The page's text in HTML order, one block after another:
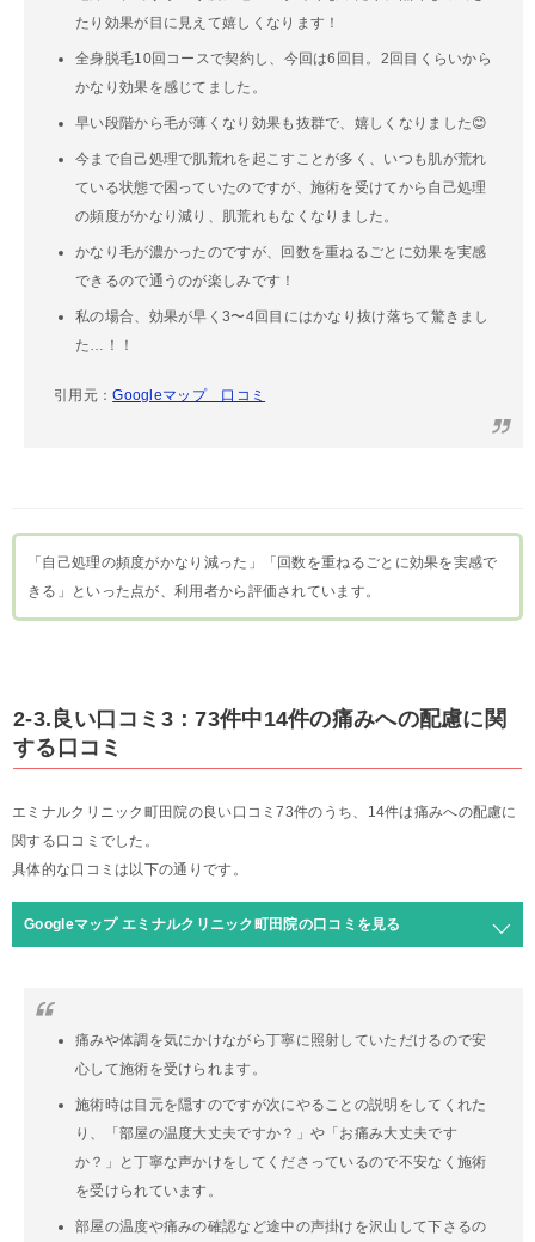
たり効果が目に見えて嬉しくなります！
全身脱毛10回コースで契約し、今回は6回目。2回目くらいから
かなり効果を感じてました。
早い段階から毛が薄くなり効果も抜群で、嬉しくなりました😊
今まで自己処理で肌荒れを起こすことが多く、いつも肌が荒れ
ている状態で困っていたのですが、施術を受けてから自己処理
の頻度がかなり減り、肌荒れもなくなりました。
かなり毛が濃かったのですが、回数を重ねるごとに効果を実感
できるので通うのが楽しみです！
私の場合、効果が早く3〜4回目にはかなり抜け落ちて驚きまし
た…！！
引用元：Googleマップ 口コミ
「自己処理の頻度がかなり減った」「回数を重ねるごとに効果を実感で
きる」といった点が、利用者から評価されています。
2-3.良い口コミ3：73件中14件の痛みへの配慮に関
する口コミ
エミナルクリニック町田院の良い口コミ73件のうち、14件は痛みへの配慮に
関する口コミでした。
具体的な口コミは以下の通りです。
Googleマップ エミナルクリニック町田院の口コミを見る
痛みや体調を気にかけながら丁寧に照射していただけるので安
心して施術を受けられます。
施術時は目元を隠すのですが次にやることの説明をしてくれた
り、「部屋の温度大丈夫ですか？」や「お痛み大丈夫です
か？」と丁寧な声かけをしてくださっているので不安なく施術
を受けられています。
部屋の温度や痛みの確認など途中の声掛けを沢山して下さるの